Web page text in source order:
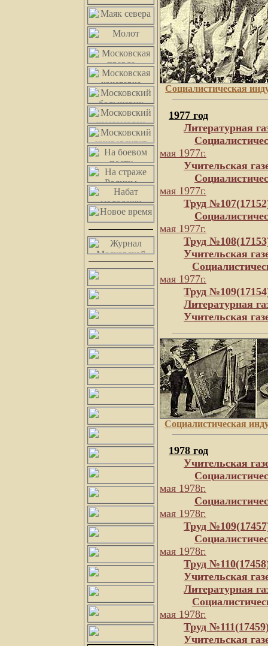
Социалистическая
1977 год
Литературная
мая 1977г.
Учительская
мая 1977г.
Труд
мая 1977г.
Труд
Учительская
мая 1977г.
Труд
Литературная
Учительская
Социалистическая
1978 год
Учительская
мая 1978г.
мая 1978г.
Труд
мая 1978г.
Труд
Учительская
Литературная
мая 1978г.
Труд
Учительская